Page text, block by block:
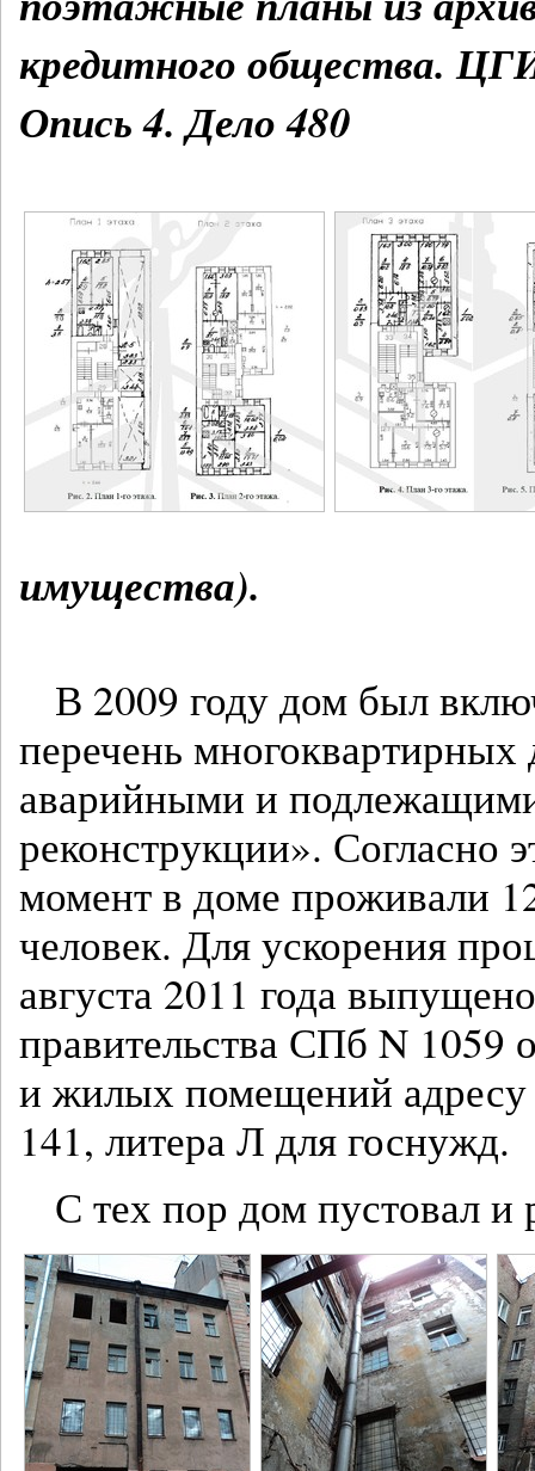
кредитного общества.
Опись 4. Дело 480
имущества).
В 2009 году дом был
перечень
аварийными и
реконструкции». Согласно
момент в доме проживали
человек. Для ускорения
августа 2011 года
правительства СПб N 1059
и жилых помещений
141, литера Л для госнужд.
С тех пор дом пустовал и